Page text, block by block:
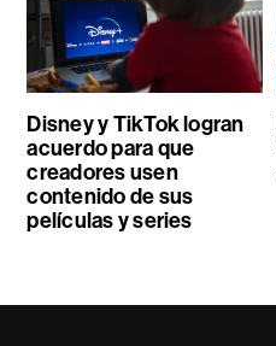
Disney y TikTok logran
acuerdo para que
creadores usen
contenido de sus
películas y series